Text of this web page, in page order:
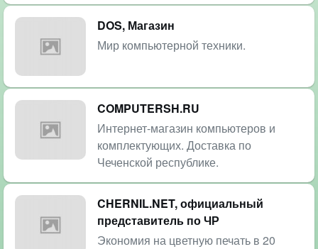
DOS, Магазин
Мир компьютерной техники.
COMPUTERSH.RU
Интернет-магазин компьютеров и
комплектующих. Доставка по
Чеченской республике.
CHERNIL.NET, официальный
представитель по ЧР
Экономия на цветную печать в 20